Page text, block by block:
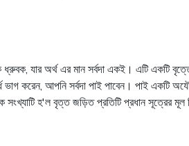
ধ্রুবক, যার অর্থ এর মান সর্বদা একই। এটি একটি
করেন, আপনি সর্বদা পাই পাবেন। পাই একটি
সংখ্যাটি হ'ল বৃত্ত জড়িত প্রতিটি প্রধান সূত্রের মূল